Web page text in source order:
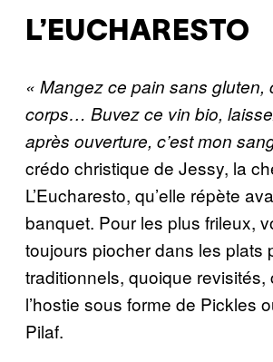
L’EUCHARESTO
« Mangez ce pain sans gluten,
corps… Buvez ce vin bio,
après ouverture, c’est mon
crédo christique de Jessy, la
L’Eucharesto, qu’elle répète
banquet. Pour les plus frileux,
toujours piocher dans les plats
traditionnels, quoique revisités,
l’hostie sous forme de Pickles
Pilaf.